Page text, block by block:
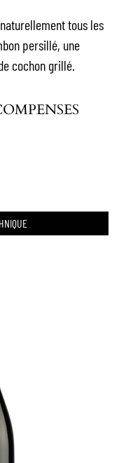
tous les
persillé, une
cochon grillé.